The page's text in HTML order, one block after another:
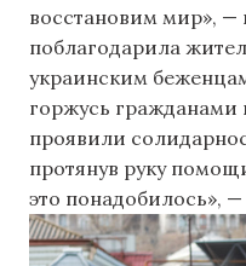
восстановим мир», —
поблагодарила
украинским
горжусь
проявили
протянув руку
это понадобилось»,